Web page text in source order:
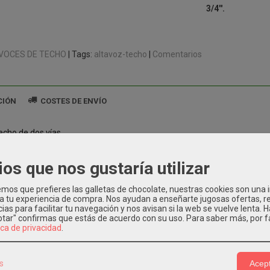
3/4''.
DE TECHO Tags: altavoz-techo Comentarios
COSTES DE ENVÍO
de dos vías.
potencia (Linea 100 V): 8 W (1k2 ohm) / 4 W (2k5 ohm) / 2 W (5
de potencia (Linea 70 V): 8 W (612 ohm) / 4 W (1k22 ohm)/ 2 W (2k5
impedancia: 30 W a 8 ohm.
de frecuencia: 80 Hz - 20 kHz.
(1W/1m): 88 dB.
95 dB.
color RAL: RAL 9003.
Plástico ABS.
que nos gustaría utilizar
que prefieres las galletas de chocolate, nuestras cookies son una
tu experiencia de compra. Nos ayudan a enseñarte jugosas ofertas,
para facilitar tu navegación y nos avisan si la web se vuelve lenta.
confirmas que estás de acuerdo con su uso. Para saber más, por
de privacidad